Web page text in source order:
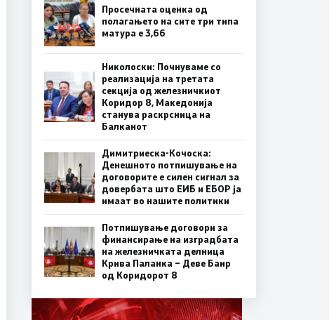
Просечната оценка од
полагањето на сите три типа
матура е 3,66
Николоски: Почнуваме со
реализација на третата
секција од железничкиот
Коридор 8, Македонија
станува раскрсница на
Балканот
Димитриеска-Кочоска:
Денешното потпишување на
договорите е силен сигнал за
довербата што ЕИБ и ЕБОР ја
имаат во нашите политики
Потпишување договори за
финансирање на изградбата
на железничката делница
Крива Паланка – Деве Баир
од Коридорот 8